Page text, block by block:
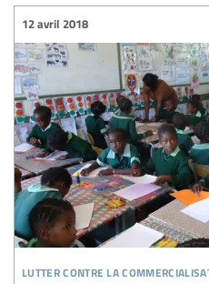
lutter contre la
12 avril 2018